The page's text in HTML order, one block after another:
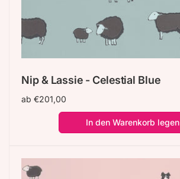
Nip & Lassie - Celestial Blue
Normaler
ab €201,00
In den Warenkorb legen